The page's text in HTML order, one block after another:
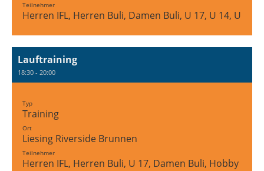
Teilnehmer
Herren IFL, Herren Buli, Damen Buli, U 17, U 14, U 12
Lauftraining
18:30 - 20:00
Typ
Training
Ort
Liesing Riverside Brunnen
Teilnehmer
Herren IFL, Herren Buli, U 17, Damen Buli, Hobby